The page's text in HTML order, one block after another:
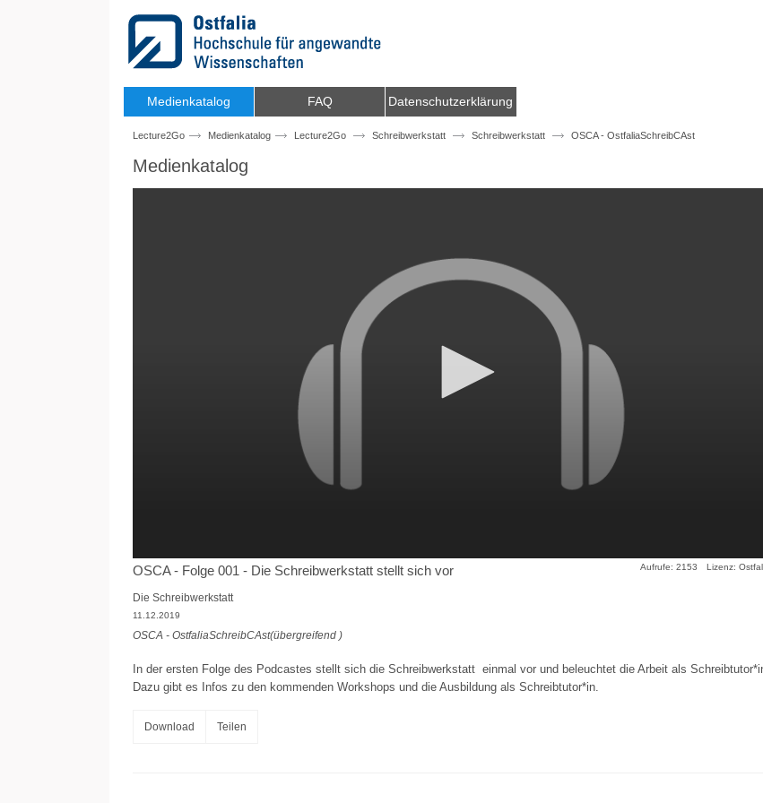
Medienkatalog FAQ Datenschutzerklärung
Lecture2Go Medienkatalog Lecture2Go Schreibwerkstatt Schreibwerkstatt OSCA - OstfaliaSchreibCAst
Medienkatalog
Lizenz:
Aufrufe: 2153
OSCA - Folge 001 - Die Schreibwerkstatt stellt sich vor
Die Schreibwerkstatt
11.12.2019
OSCA - OstfaliaSchreibCAst(übergreifend )
In der ersten Folge des Podcastes stellt sich die Schreibwerkstatt einmal vor und beleuchtet die Arbeit als
Dazu gibt es Infos zu den kommenden Workshops und die Ausbildung als Schreibtutor*in.
Download Teilen